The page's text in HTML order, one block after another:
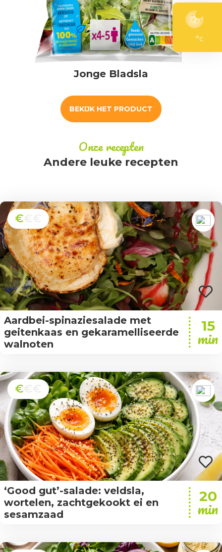
°c
Jonge Bladsla
BEKIJK HET PRODUCT
Onze recepten
Andere leuke recepten
€
Aardbei-spinaziesalade met
geitenkaas en gekaramelliseerde
walnoten
15
min
€
‘Good gut’-salade: veldsla,
wortelen, zachtgekookt ei en
sesamzaad
20
min